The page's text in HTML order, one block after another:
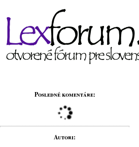
Posledné komentáre:
Autori: